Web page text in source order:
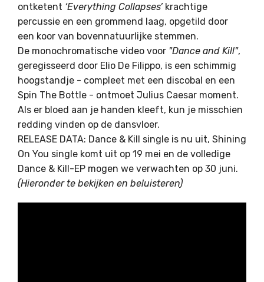
ontketent ‘Everything Collapses’krachtige
percussie en een grommend laag, opgetild door
een koor van bovennatuurlijke stemmen.
De monochromatische video voor "Dance and Kill",
geregisseerd door Elio De Filippo, is een schimmig
hoogstandje - compleet met een discobal en een
Spin The Bottle - ontmoet Julius Caesar moment.
Als er bloed aan je handen kleeft, kun je misschien
redding vinden op de dansvloer.
RELEASE DATA: Dance & Kill single is nu uit, Shining
On You single komt uit op 19 mei en de volledige
Dance & Kill-EP mogen we verwachten op 30 juni.
(Hieronder te bekijken en beluisteren)